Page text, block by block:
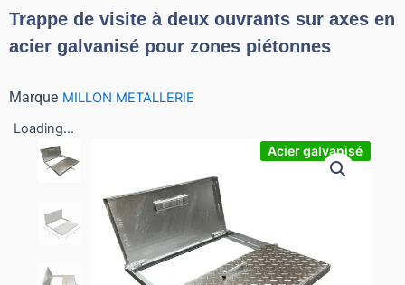
Trappe de visite à deux ouvrants sur axes en
acier galvanisé pour zones piétonnes
Marque MILLON METALLERIE
Loading...
Acier galvanisé
Acier galvanisé